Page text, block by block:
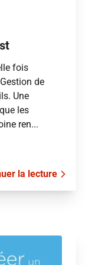
fois
de
Une
les
ren...
la lecture